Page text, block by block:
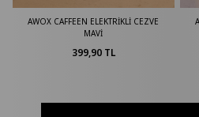
AWOX CAFFEEN ELEKTRİKLİ CEZVE
399,90 TL